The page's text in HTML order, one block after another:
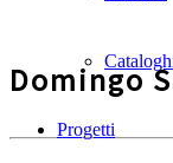
Progetti
Domingo